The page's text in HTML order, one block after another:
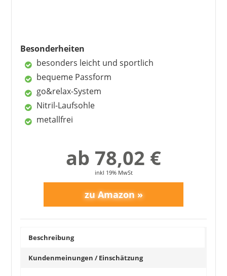
Besonderheiten
besonders leicht und sportlich
bequeme Passform
go&relax-System
Nitril-Laufsohle
metallfrei
ab 78,02 €
inkl 19% MwSt
Beschreibung
Kundenmeinungen / Einschätzung